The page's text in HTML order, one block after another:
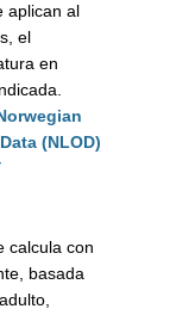
aplican al
el
en
(NLOD)
calcula con
basada